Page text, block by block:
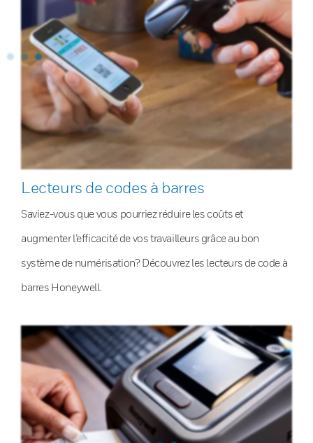
Lecteurs de codes à barres
Saviez-vous que vous pourriez réduire les coûts et
augmenter l’efficacité de vos travailleurs grâce au bon
système de numérisation? Découvrez les lecteurs de code à
barres Honeywell.